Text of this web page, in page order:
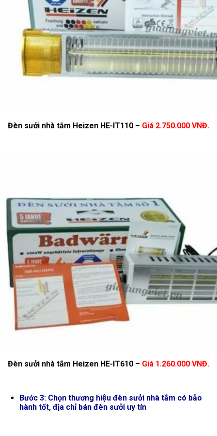
Đèn sưởi nhà tắm Heizen HE-IT110 – Giá 2.750.000 VNĐ.
Đèn sưởi nhà tắm Heizen HE-IT610 – Giá 1.260.000 VNĐ.
Bước 3: Chọn thương hiệu đèn sưởi nhà tắm có bảo
hành tốt, địa chỉ bán đèn sưởi uy tín